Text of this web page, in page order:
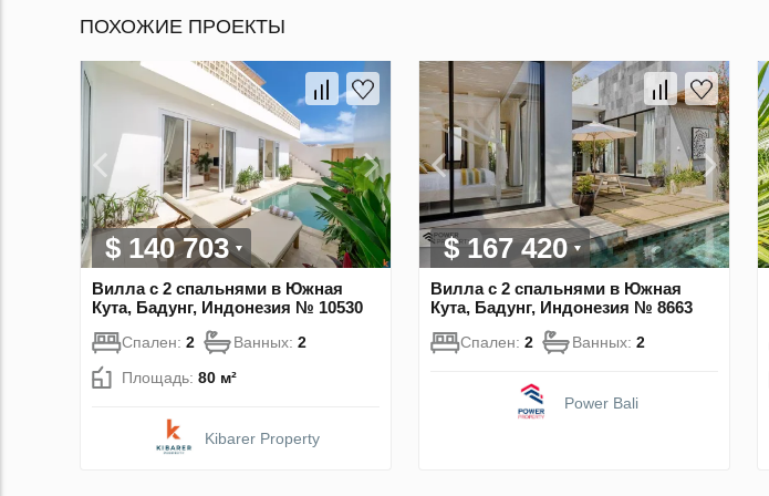
ПОХОЖИЕ ПРОЕКТЫ
$ 140 703
Вилла с 2 спальнями в Южная
Кута, Бадунг, Индонезия № 10530
Спален: 2 Ванных: 2
Площадь: 80 м²
Kibarer Property
$ 167 420
Вилла с 2 спальнями в Южная
Кута, Бадунг, Индонезия № 8663
Спален: 2 Ванных: 2
Power Bali